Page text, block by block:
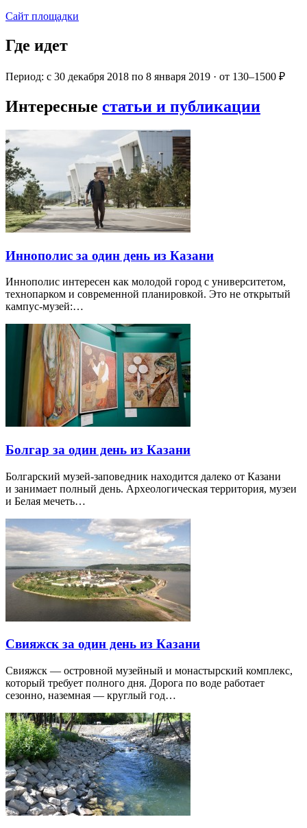
Сайт площадки
Где идет
Период: с 30 декабря 2018 по 8 января 2019 · от 130–1500 ₽
Интересные статьи и публикации
Иннополис за один день из Казани
Иннополис интересен как молодой город с университетом,
технопарком и современной планировкой. Это не открытый
кампус-музей:…
Болгар за один день из Казани
Болгарский музей-заповедник находится далеко от Казани
и занимает полный день. Археологическая территория, музеи
и Белая мечеть…
Свияжск за один день из Казани
Свияжск — островной музейный и монастырский комплекс,
который требует полного дня. Дорога по воде работает
сезонно, наземная — круглый год…